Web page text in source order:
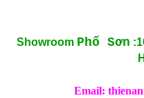
Showroom Phố Sơn
Email: